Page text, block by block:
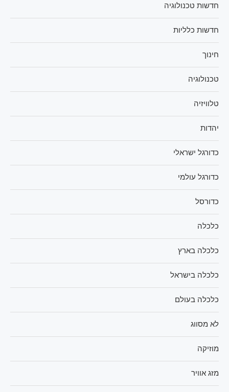
חדשות טכנולוגיה
חדשות כלליות
חינוך
טכנולוגיה
טלוויזיה
יהדות
כדורגל ישראלי
כדורגל עולמי
כדורסל
כלכלה
כלכלה בארץ
כלכלה בישראל
כלכלה בעולם
לא מסווג
מוזיקה
מזג אוויר